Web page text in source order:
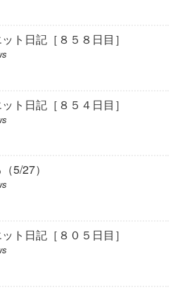
ト日記［８５８日目］
ト日記［８５４日目］
5/27）
ト日記［８０５日目］